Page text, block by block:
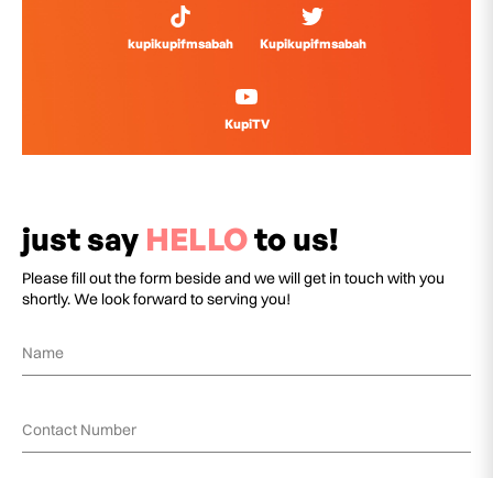
kupikupifmsabah Kupikupifmsabah
KupiTV
just say HELLOto us!
Please fill out the form beside and we will get in touch with you
shortly. We look forward to serving you!